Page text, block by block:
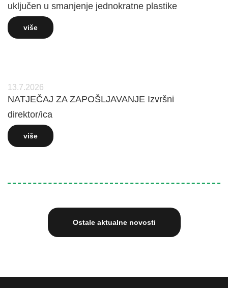
uključen u smanjenje jednokratne plastike
više
13.7.2026
NATJEČAJ ZA ZAPOŠLJAVANJE Izvršni
direktor/ica
više
Ostale aktualne novosti